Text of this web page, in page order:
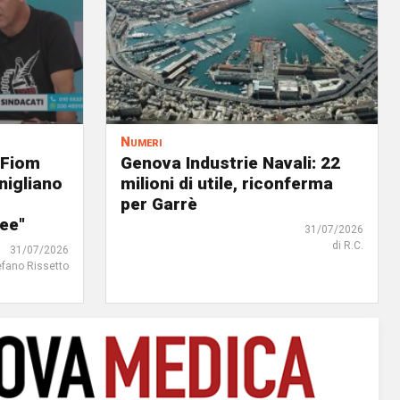
31/07/2026
Rissetto
Numeri
Genova Industrie Navali: 22
milioni di utile, riconferma
per Garrè
31/07/2026
di R.C.